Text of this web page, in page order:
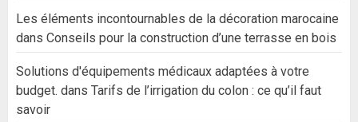
Les éléments incontournables de la décoration marocaine
dans Conseils pour la construction d’une terrasse en bois
Solutions d'équipements médicaux adaptées à votre
budget. dans Tarifs de l’irrigation du colon : ce qu’il faut
savoir